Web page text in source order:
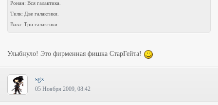
Ронан: Вся галактика.
Тилк: Две галактики.
Вала: Три галактики.
Улыбнуло! Это фирменная фишка СтарГейта!
sgx
05 Ноября 2009, 08:42